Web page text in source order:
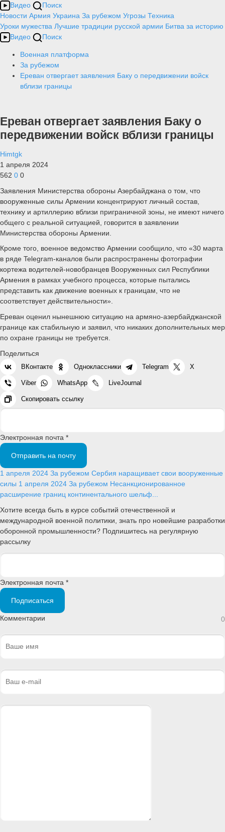
Видео
Поиск
Новости Армия Украина За рубежом Угрозы Техника
Уроки мужества Лучшие традиции русской армии Битва за историю
Видео
Поиск
Военная платформа
За рубежом
Ереван отвергает заявления Баку о передвижении войск
вблизи границы
Ереван отвергает заявления Баку о
передвижении войск вблизи границы
Himtgk
1 апреля 2024
562 0 0
Заявления Министерства обороны Азербайджана о том, что
вооруженные силы Армении концентрируют личный состав,
технику и артиллерию вблизи приграничной зоны, не имеют ничего
общего с реальной ситуацией, говорится в заявлении
Министерства обороны Армении.
Кроме того, военное ведомство Армении сообщило, что «30 марта
в ряде Telegram-каналов были распространены фотографии
кортежа водителей-новобранцев Вооруженных сил Республики
Армения в рамках учебного процесса, которые пытались
представить как движение военных к границам, что не
соответствует действительности».
Ереван оценил нынешнюю ситуацию на армяно-азербайджанской
границе как стабильную и заявил, что никаких дополнительных мер
по охране границы не требуется.
Поделиться
ВКонтакте Одноклассники Telegram X
Viber WhatsApp LiveJournal
Скопировать ссылку
Электронная почта *
Отправить на почту
1 апреля 2024 За рубежом Сербия наращивает свои вооруженные
силы 1 апреля 2024 За рубежом Несанкционированное
расширение границ континентального шельф...
Хотите всегда быть в курсе событий отечественной и
международной военной политики, знать про новейшие разработки
оборонной промышленности? Подпишитесь на регулярную
рассылку
Электронная почта *
Подписаться
Комментарии 0